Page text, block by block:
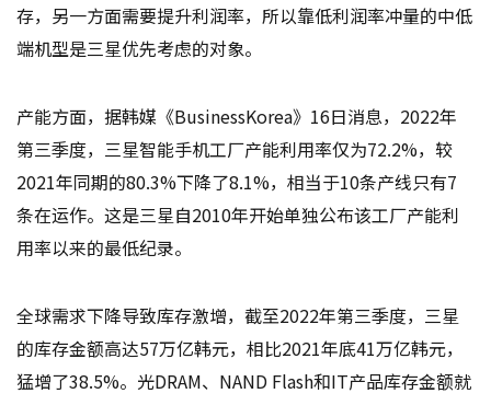
存，另一方面需要提升利润率，所以靠低利润率冲量的中低
端机型是三星优先考虑的对象。
产能方面，据韩媒《BusinessKorea》16日消息，2022年
第三季度，三星智能手机工厂产能利用率仅为72.2%，较
2021年同期的80.3%下降了8.1%，相当于10条产线只有7
条在运作。这是三星自2010年开始单独公布该工厂产能利
用率以来的最低纪录。
全球需求下降导致库存激增，截至2022年第三季度，三星
的库存金额高达57万亿韩元，相比2021年底41万亿韩元，
猛增了38.5%。光DRAM、NAND Flash和IT产品库存金额就